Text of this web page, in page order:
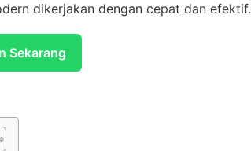
dikerjakan dengan cepat dan efektif.
Sekarang